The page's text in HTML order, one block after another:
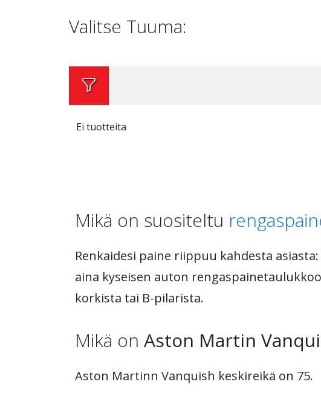
Valitse Tuuma:
Ei tuotteita
Mikä on suositeltu
Renkaidesi paine riippuu kahdesta
aina kyseisen auton
korkista tai B-pilarista.
Mikä on Aston Martin
Aston Martinn Vanquish keskireikä on 75.